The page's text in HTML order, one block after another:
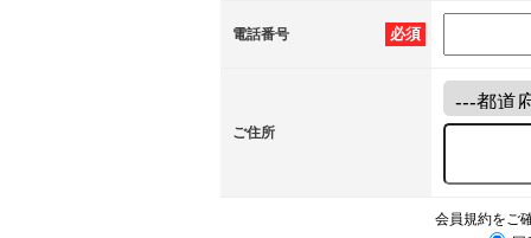
必須
電話番号
ご住所
会員規約をご